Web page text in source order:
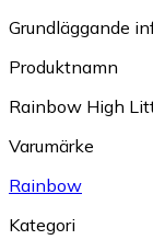
Grundläggande
Produktnamn
Rainbow High
Varumärke
Rainbow
Kategori